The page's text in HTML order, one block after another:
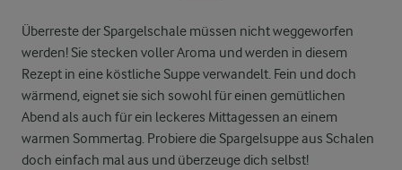
Überreste der Spargelschale müssen nicht weggeworfen
werden! Sie stecken voller Aroma und werden in diesem
Rezept in eine köstliche Suppe verwandelt. Fein und doch
wärmend, eignet sie sich sowohl für einen gemütlichen
Abend als auch für ein leckeres Mittagessen an einem
warmen Sommertag. Probiere die Spargelsuppe aus Schalen
doch einfach mal aus und überzeuge dich selbst!